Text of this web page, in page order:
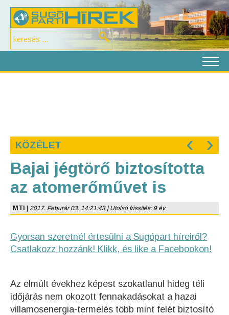
KÖZÉLET ‹ ›
Bajai jégtörő biztosította
az atomerőművet is
MTI 2017. Feburár 03. 14:21:43 | Utolsó frissítés: 9 év
Gyorsan szeretnél értesülni a Sugópart híreiről?
Csatlakozz hozzánk! Klikk, és like a Facebookon!
Az elmúlt évekhez képest szokatlanul hideg téli
időjárás nem okozott fennakadásokat a hazai
villamosenergia-termelés több mint felét biztosító